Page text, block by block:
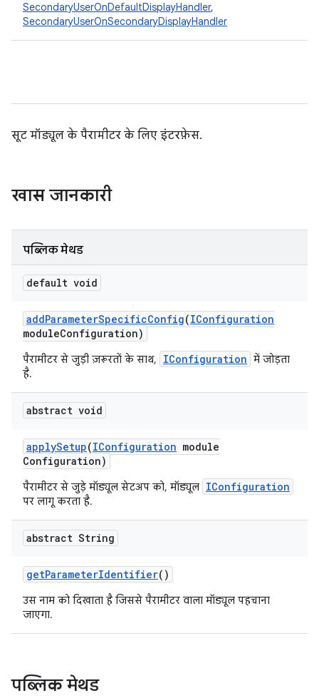
SecondaryUserOnDefaultDisplayHandler,
SecondaryUserOnSecondaryDisplayHandler
सूट मॉड्यूल के पैरामीटर के लिए इंटरफ़ेस.
खास जानकारी
पब्लिक मेथड
default void
addParameterSpecificConfig(IConfiguration
moduleConfiguration)
पैरामीटर से जुड़ी ज़रूरतों के साथ, IConfiguration में जोड़ता
है.
abstract void
applySetup(IConfiguration module
Configuration)
पैरामीटर से जुड़े मॉड्यूल सेटअप को, मॉड्यूल IConfiguration
पर लागू करता है.
abstract String
getParameterIdentifier()
उस नाम को दिखाता है जिससे पैरामीटर वाला मॉड्यूल पहचाना
जाएगा.
पब्लिक मेथड